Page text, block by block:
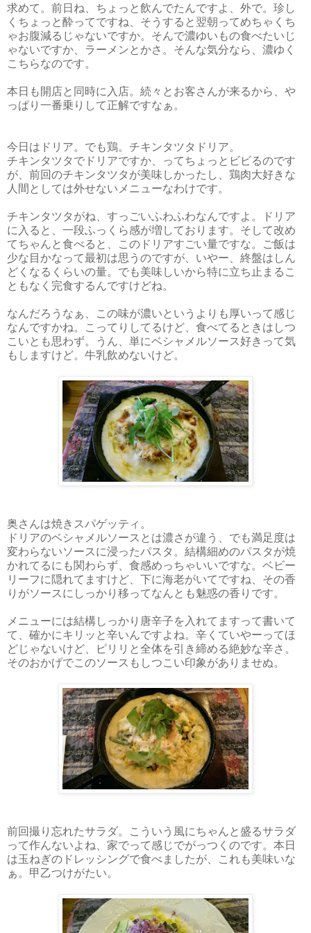
求めて。前日ね、ちょっと飲んでたんですよ、外で。珍し
くちょっと酔ってですね、そうすると翌朝ってめちゃくち
ゃお腹減るじゃないですか。そんで濃ゆいもの食べたいじ
ゃないですか、ラーメンとかさ。そんな気分なら、濃ゆく
こちらなのです。
本日も開店と同時に入店。続々とお客さんが来るから、や
っぱり一番乗りして正解ですなぁ。
今日はドリア。でも鶏。チキンタツタドリア。
チキンタツタでドリアですか、ってちょっとビビるのです
が、前回のチキンタツタが美味しかったし、鶏肉大好きな
人間としては外せないメニューなわけです。
チキンタツタがね、すっごいふわふわなんですよ。ドリア
に入ると、一段ふっくら感が増しております。そして改め
てちゃんと食べると、このドリアすごい量ですな。ご飯は
少な目かなって最初は思うのですが、いやー、終盤はしん
どくなるくらいの量。でも美味しいから特に立ち止まるこ
ともなく完食するんですけどね。
なんだろうなぁ、この味が濃いというよりも厚いって感じ
なんですかね。こってりしてるけど、食べてるときはしつ
こいとも思わず。うん、単にベシャメルソース好きって気
もしますけど。牛乳飲めないけど。
奥さんは焼きスパゲッティ。
ドリアのベシャメルソースとは濃さが違う、でも満足度は
変わらないソースに浸ったパスタ。結構細めのパスタが焼
かれてるにも関わらず、食感めっちゃいいですな。ベビー
リーフに隠れてますけど、下に海老がいてですね、その香
りがソースにしっかり移ってなんとも魅惑の香りです。
メニューには結構しっかり唐辛子を入れてますって書いて
て、確かにキリッと辛いんですよね。辛くていやーってほ
どじゃないけど、ピリリと全体を引き締める絶妙な辛さ。
そのおかげでこのソースもしつこい印象がありませぬ。
前回撮り忘れたサラダ。こういう風にちゃんと盛るサラダ
って作んないよね、家でって感じでがっつくのです。本日
は玉ねぎのドレッシングで食べましたが、これも美味いな
ぁ。甲乙つけがたい。